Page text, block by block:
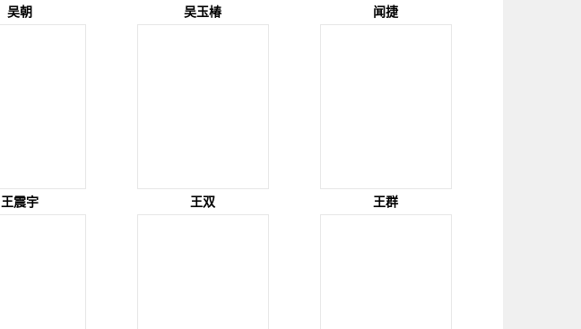
吴朝 吴玉椿 闻捷
王震宇 王双 王群